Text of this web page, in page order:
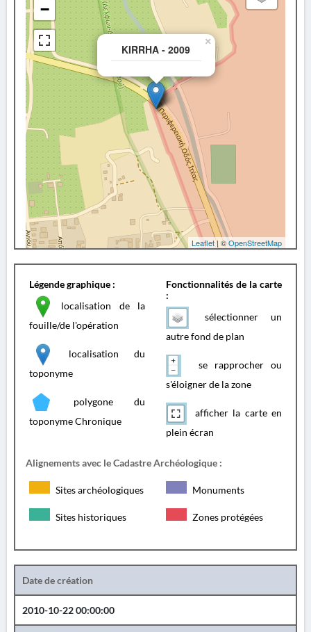
KIRRHA - 2009
×
−
Leaflet| ©OpenStreetMap
Légende graphique :
localisation de la
fouille/de l'opération
localisation du
toponyme
polygone du
toponyme Chronique
Fonctionnalités de la carte
:
sélectionner un
autre fond de plan
se rapprocher ou
s'éloigner de la zone
afficher la carte en
plein écran
Alignements avec le Cadastre Archéologique :
Sites archéologiques Monuments
Sites historiques Zones protégées
Date de création
2010-10-22 00:00:00